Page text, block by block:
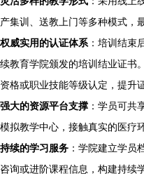
产集训、送教上门等多种模式，
权威实用的认证体系 ：培训结束
续教育学院颁发的培训结业证书
资格或职业技能等级认定，提升
强大的资源平台支撑 ：学员可共
模拟教学中心，接触真实的医疗
持续的学习服务 ：学院建立学员
咨询或进阶课程信息，构建持续